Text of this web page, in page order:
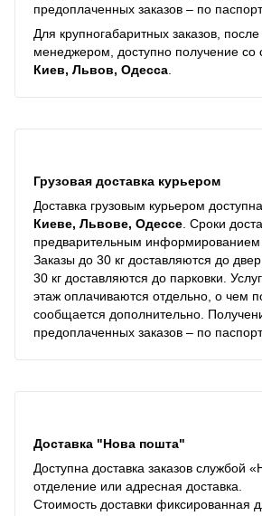
предоплаченных заказов – по
Для крупногабаритных заказов,
менеджером, доступно получение со
Киев, Львов, Одесса
Грузовая доставка курьером
Доставка грузовым курьером
Киеве, Львове, Одессе . Сроки
предварительным информированием
Заказы до 30 кг доставляются до
30 кг доставляются до парковки.
этаж оплачиваются отдельно, о чем
сообщается дополнительно.
предоплаченных заказов – по
Доставка "Нова пошта"
Доступна доставка заказов службой
отделение или адресная доставка.
Стоимость доставки фиксированная